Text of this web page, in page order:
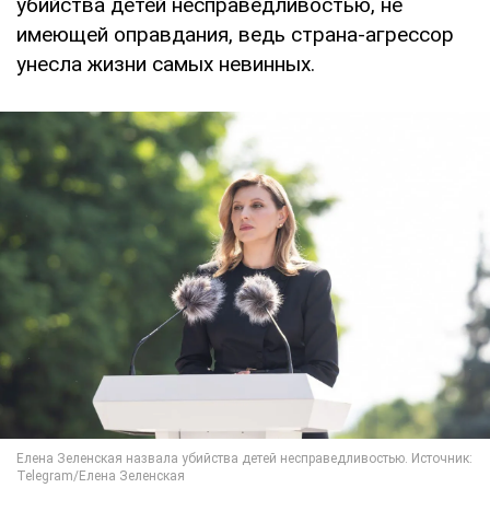
убийства детей несправедливостью, не
имеющей оправдания, ведь страна-агрессор
унесла жизни самых невинных.